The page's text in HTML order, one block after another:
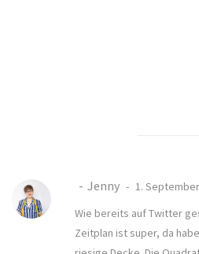
Jenny 1.
Wie bereits auf Twitter
Zeitplan ist super, da